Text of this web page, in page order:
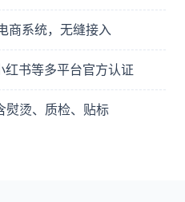
商系统，无缝接入
书等多平台官方认证
熨烫、质检、贴标